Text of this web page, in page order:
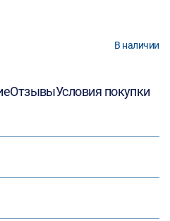
В наличии
ОтзывыУсловия покупки